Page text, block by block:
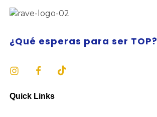
¿Qué esperas para ser TOP?
Quick Links